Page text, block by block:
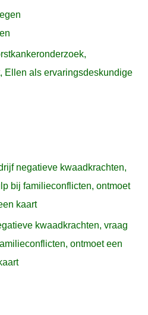
Ellen als ervaringsdeskundige
negatieve kwaadkrachten,
bij familieconflicten, ontmoet
kaart
kwaadkrachten, vraag
ontmoet een